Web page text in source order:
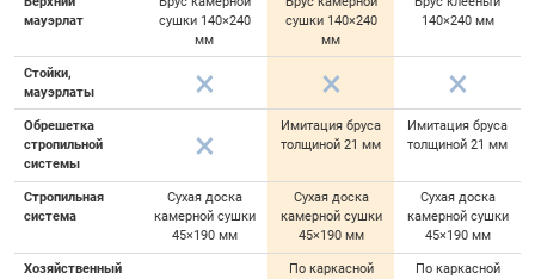
мауэрлат
сушки 140×240
мм
сушки 140×240
мм
140×240 мм
Стойки,
мауэрлаты
Обрешетка
стропильной
системы
Имитация бруса
толщиной 21 мм
Имитация бруса
толщиной 21 мм
Стропильная
система
Сухая доска
камерной сушки
45×190 мм
Сухая доска
камерной сушки
45×190 мм
Сухая доска
камерной сушки
45×190 мм
Хозяйственный
По каркасной
По каркасной